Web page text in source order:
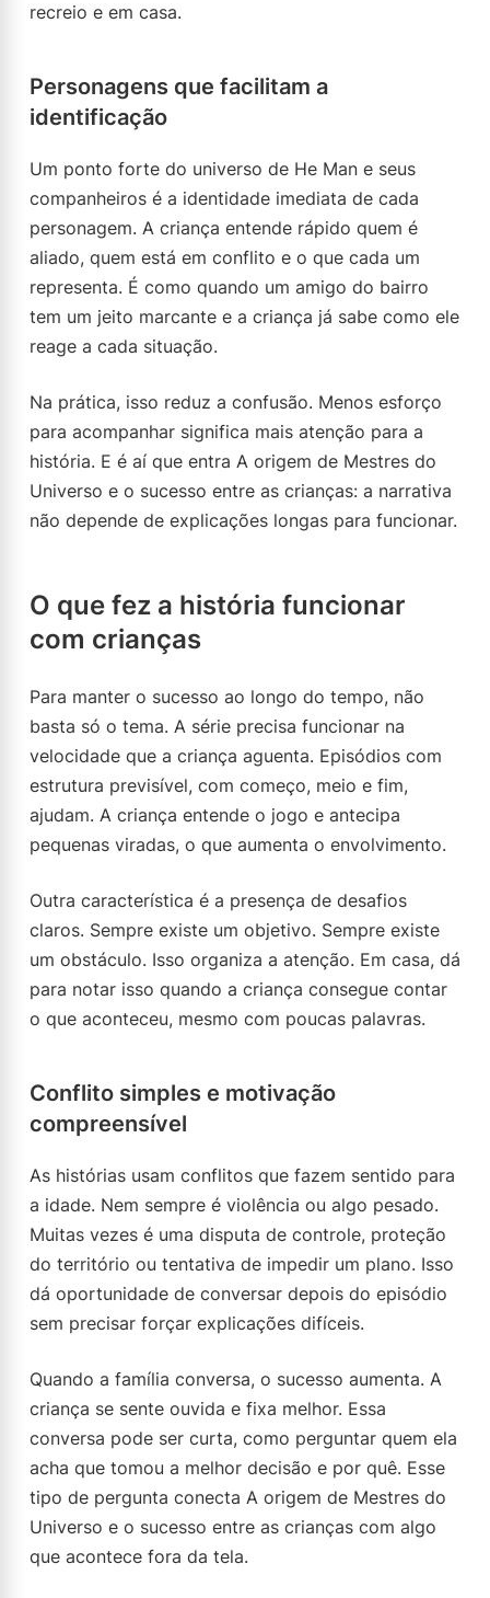
recreio e em casa.
Personagens que facilitam a
identificação
Um ponto forte do universo de He Man e seus
companheiros é a identidade imediata de cada
personagem. A criança entende rápido quem é
aliado, quem está em conflito e o que cada um
representa. É como quando um amigo do bairro
tem um jeito marcante e a criança já sabe como ele
reage a cada situação.
Na prática, isso reduz a confusão. Menos esforço
para acompanhar significa mais atenção para a
história. E é aí que entra A origem de Mestres do
Universo e o sucesso entre as crianças: a narrativa
não depende de explicações longas para funcionar.
O que fez a história funcionar
com crianças
Para manter o sucesso ao longo do tempo, não
basta só o tema. A série precisa funcionar na
velocidade que a criança aguenta. Episódios com
estrutura previsível, com começo, meio e fim,
ajudam. A criança entende o jogo e antecipa
pequenas viradas, o que aumenta o envolvimento.
Outra característica é a presença de desafios
claros. Sempre existe um objetivo. Sempre existe
um obstáculo. Isso organiza a atenção. Em casa, dá
para notar isso quando a criança consegue contar
o que aconteceu, mesmo com poucas palavras.
Conflito simples e motivação
compreensível
As histórias usam conflitos que fazem sentido para
a idade. Nem sempre é violência ou algo pesado.
Muitas vezes é uma disputa de controle, proteção
do território ou tentativa de impedir um plano. Isso
dá oportunidade de conversar depois do episódio
sem precisar forçar explicações difíceis.
Quando a família conversa, o sucesso aumenta. A
criança se sente ouvida e fixa melhor. Essa
conversa pode ser curta, como perguntar quem ela
acha que tomou a melhor decisão e por quê. Esse
tipo de pergunta conecta A origem de Mestres do
Universo e o sucesso entre as crianças com algo
que acontece fora da tela.